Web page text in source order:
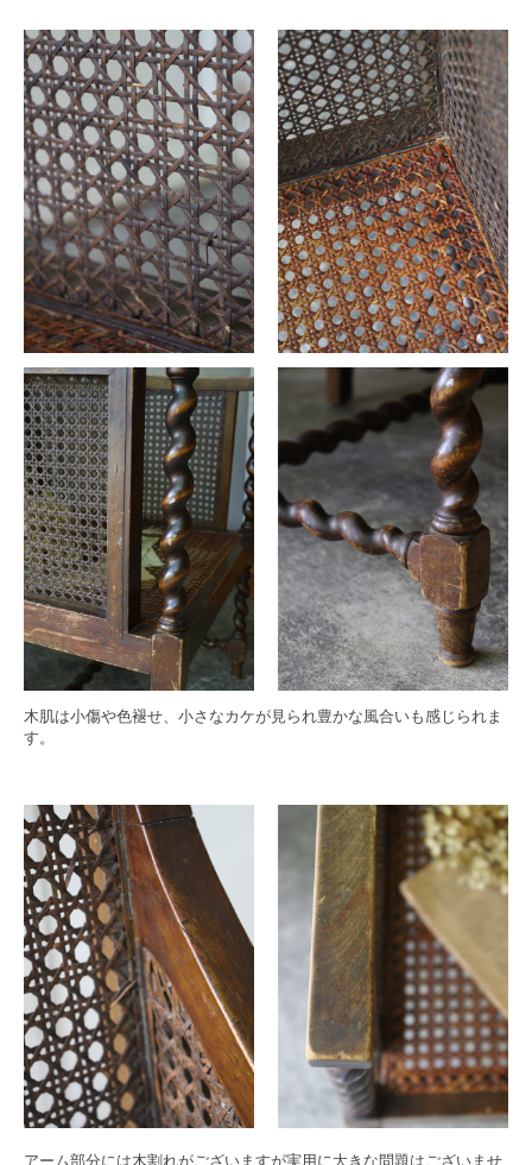
木肌は小傷や色褪せ、小さなカケが見られ豊かな風合いも感じられま
す。
アーム部分には木割れがございますが実用に大きな問題はございませ